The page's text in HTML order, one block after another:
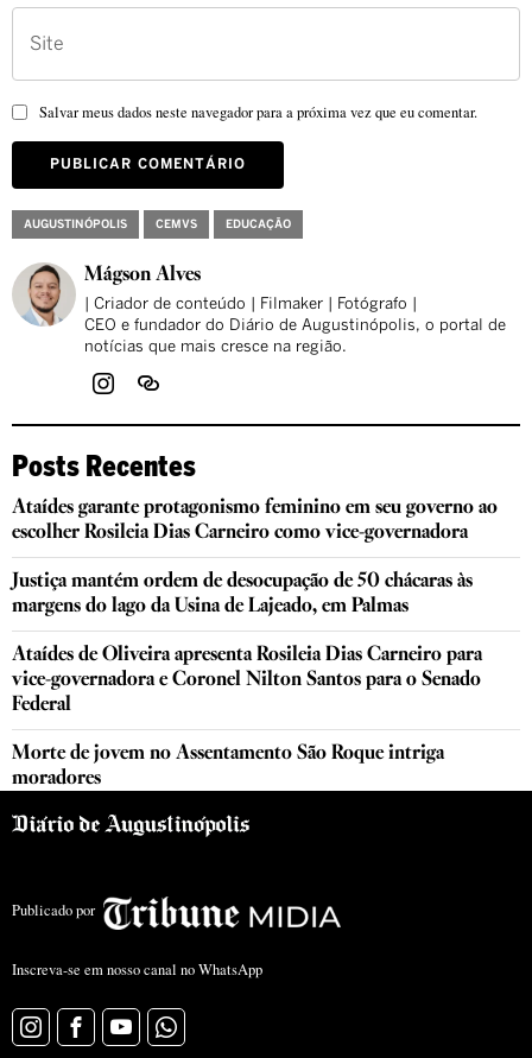
Salvar meus dados neste navegador para a próxima vez que eu comentar.
AUGUSTINÓPOLIS CEMVS EDUCAÇÃO
Mágson Alves
| Criador de conteúdo | Filmaker | Fotógrafo |
CEO e fundador do Diário de Augustinópolis, o portal de
notícias que mais cresce na região.
Posts Recentes
Ataídes garante protagonismo feminino em seu governo ao
escolher Rosileia Dias Carneiro como vice-governadora
Justiça mantém ordem de desocupação de 50 chácaras às
margens do lago da Usina de Lajeado, em Palmas
Ataídes de Oliveira apresenta Rosileia Dias Carneiro para
vice-governadora e Coronel Nilton Santos para o Senado
Federal
Morte de jovem no Assentamento São Roque intriga
moradores
Publicado por
Inscreva-se em nosso canal no WhatsApp